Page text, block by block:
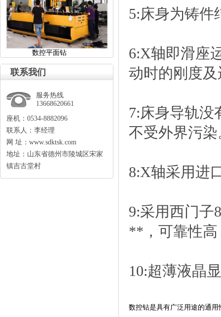
数控平面钻
联系我们
服务热线
13668620661
座机：0534-8882096
联系人：李经理
网址：www.sdktsk.com
地址：山东省德州市陵城区宋家
镇吉古堂村
5:床身为铸件
6:X轴即滑座
动时的刚度
7:床身导轨没
不受外界污染
8:X轴采用进
9:采用西门子
**，可靠性
10:超薄液晶
数控钻​是具有广泛用途的通用